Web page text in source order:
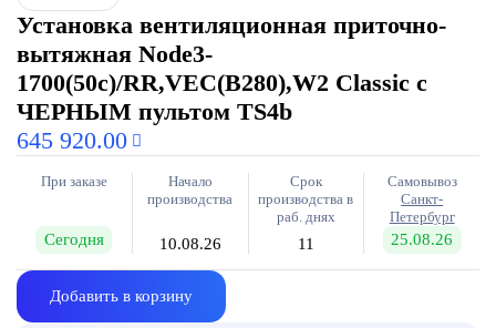
Установка вентиляционная приточно-
вытяжная Node3-
1700(50c)/RR,VEC(B280),W2 Classic с
ЧЕРНЫМ пультом TS4b
645 920.00
При заказе
Сегодня
Начало
производства
10.08.26
Срок
производства в
раб. днях
11
Самовывоз
Санкт-
Петербург
25.08.26
Добавить в корзину